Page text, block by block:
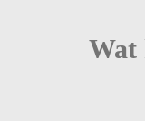
Wat